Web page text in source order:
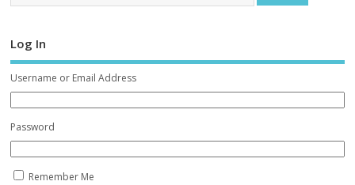
Log In
Username or Email Address
Password
Remember Me